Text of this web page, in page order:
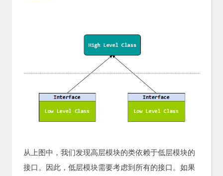
从上图中，我们发现高层模块的类依赖于低层模块的
接口。因此，低层模块需要考虑到所有的接口。如果